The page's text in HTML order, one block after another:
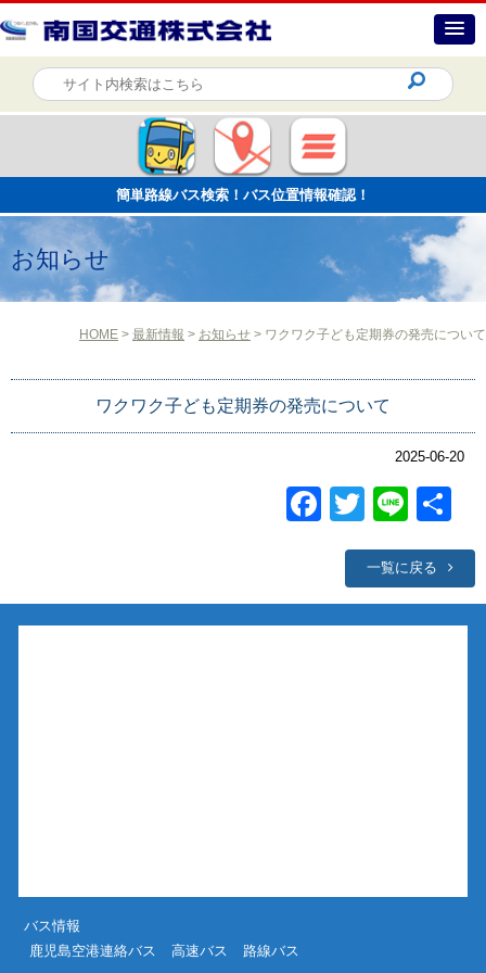
簡単路線バス検索！バス位置情報確認！
お知らせ
HOME > 最新情報 > お知らせ > ワクワク子ども定期券の発売について
ワクワク子ども定期券の発売について
2025-06-20
Facebook
Twitter
Line
一覧に戻る
バス情報
鹿児島空港連絡バス
高速バス 路線バス